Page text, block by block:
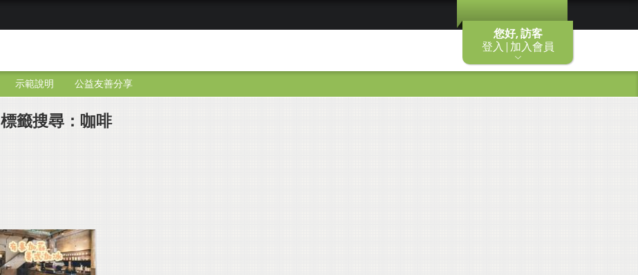
您好, 訪客
登入 | 加入會員
示範說明 公益友善分享
標籤搜尋：咖啡